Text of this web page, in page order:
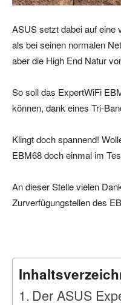
ASUS setzt dabei auf eine
als bei seinen normalen
aber die High End Natur
So soll das ExpertWiFi
können, dank eines Tri-
Klingt doch spannend!
EBM68 doch einmal im
An dieser Stelle vielen
Zurverfügungstellen des
Der ASUS